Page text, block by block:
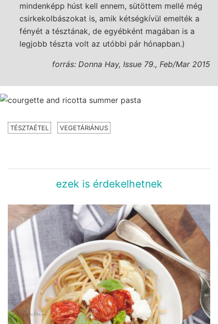
mindenképp húst kell ennem, sütöttem mellé még
csirkekolbászokat is, amik kétségkívül emelték a
fényét a tésztának, de egyébként magában is a
legjobb tészta volt az utóbbi pár hónapban.)
forrás: Donna Hay, Issue 79., Feb/Mar 2015
TÉSZTAÉTEL VEGETÁRIÁNUS
ezek is érdekelhetnek